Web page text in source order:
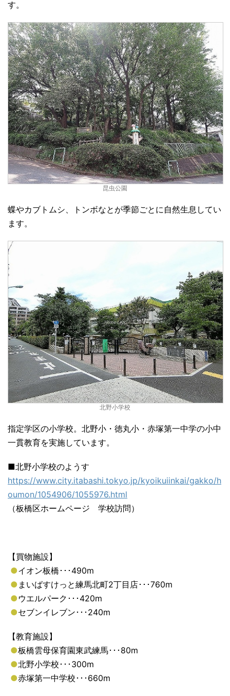
す。
昆虫公園
蝶やカブトムシ、トンボなとが季節ごとに自然生息してい
ます。
北野小学校
指定学区の小学校。北野小・徳丸小・赤塚第一中学の小中
一貫教育を実施しています。
■北野小学校のようす
https://www.city.itabashi.tokyo.jp/kyoikuiinkai/gakko/h
oumon/1054906/1055976.html
（板橋区ホームページ 学校訪問）
【買物施設】
●イオン板橋･･･490m
● まいばすけっと練馬北町2丁目店･･･760m
●ウエルパーク･･･420m
●セブンイレブン･･･240m
【教育施設】
●板橋雲母保育園東武練馬･･･80m
●北野小学校･･･300m
●赤塚第一中学校･･･660m